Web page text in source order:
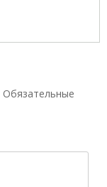
Обязательные